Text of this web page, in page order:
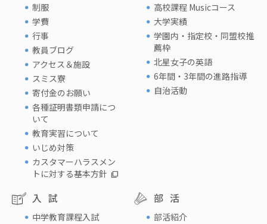
制服
学費
行事
教員ブログ
アクセス＆施設
スミス寮
寄付金のお願い
各種証明書類申請につ
いて
教育実習について
いじめ対策
カスタマーハラスメン
トに対する基本方針
高校課程 Musicコース
大学実績
学園内・指定校・同盟校推
薦枠
北星女子の英語
6年間・3年間の進路指導
自治活動
入試
中学教育課程入試
部活
部活紹介